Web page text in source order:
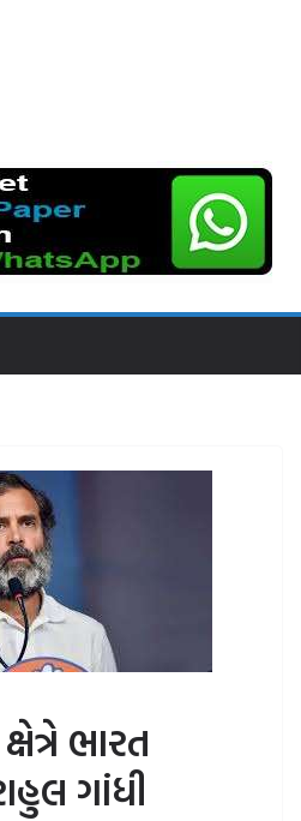
ભારત
ગાંધી